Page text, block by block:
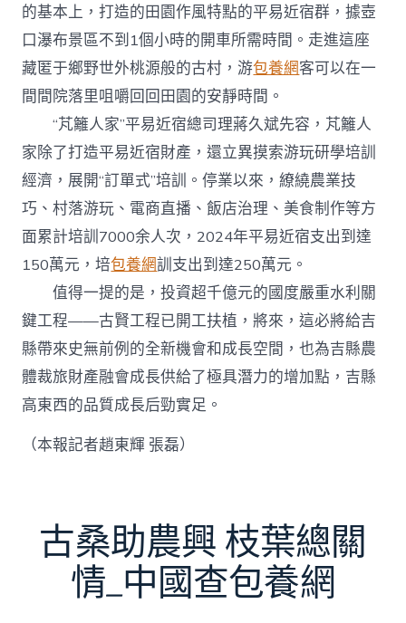
的基本上，打造的田園作風特點的平易近宿群，據壺
口瀑布景區不到1個小時的開車所需時間。走進這座
藏匿于鄉野世外桃源般的古村，游包養網客可以在一
間間院落里咀嚼回回田園的安靜時間。
“芃籬人家”平易近宿總司理蔣久斌先容，芃籬人
家除了打造平易近宿財產，還立異摸索游玩研學培訓
經濟，展開“訂單式”培訓。停業以來，繚繞農業技
巧、村落游玩、電商直播、飯店治理、美食制作等方
面累計培訓7000余人次，2024年平易近宿支出到達
150萬元，培包養網訓支出到達250萬元。
值得一提的是，投資超千億元的國度嚴重水利關
鍵工程——古賢工程已開工扶植，將來，這必將給吉
縣帶來史無前例的全新機會和成長空間，也為吉縣農
體裁旅財產融會成長供給了極具潛力的增加點，吉縣
高東西的品質成長后勁實足。
（本報記者趙東輝 張磊）
古桑助農興 枝葉總關
情_中國查包養網